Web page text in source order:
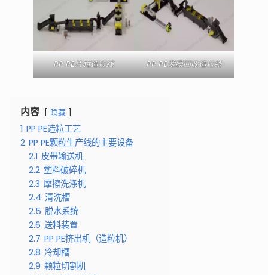
PP PE片材造粒线 PP PE薄膜回收造粒线
内容 隐藏
1 PP PE造粒工艺
2 PP PE颗粒生产线的主要设备
2.1 皮带输送机
2.2 塑料破碎机
2.3 摩擦洗涤机
2.4 清洗槽
2.5 脱水系统
2.6 送料装置
2.7 PP PE挤出机（造粒机）
2.8 冷却槽
2.9 颗粒切割机